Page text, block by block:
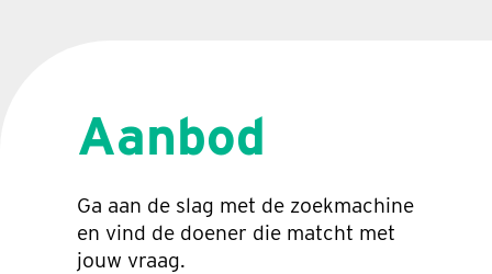
Aanbod
Ga aan de slag met de zoekmachine
en vind de doener die matcht met
jouw vraag.